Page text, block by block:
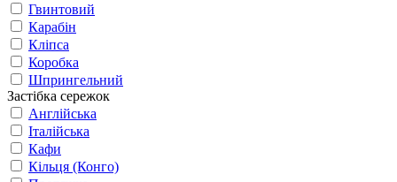
Гвинтовий
Карабін
Кліпса
Коробка
Шпрингельний
Застібка сережок
Англійська
Італійська
Кафи
Кільця (Конго)